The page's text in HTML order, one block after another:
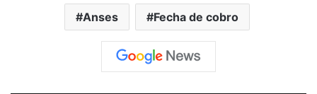
Anses Fecha de cobro